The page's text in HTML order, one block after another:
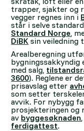
trapper, sjakter og
vegger regnes inn i
står i selve
Standard Norge,
DiBK sin veiledning
Arealberegning
bygningssakkyndig
med salg,
3600). Reglene er
prisavslag etter
som setter
avvik. For nybygg
prosjekteringen og
av byggesøknaden
ferdigattest.